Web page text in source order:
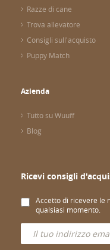
Razze di cane
Trova allevatore
Consigli sull'acquisto
Puppy Match
Azienda
Tutto su Wuuff
Blog
Ricevi consigli
Accetto di ricevere le
qualsiasi momento.